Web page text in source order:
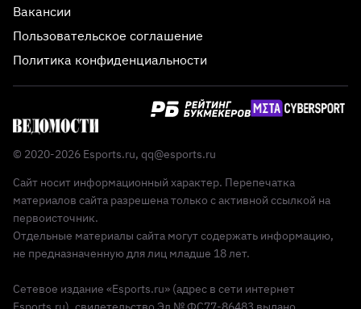
Вакансии
Пользовательское соглашение
Политика конфиденциальности
© 2020-2026 Esports.ru, qq@esports.ru
Сайт носит информационный характер. Перепечатка
материалов сайта разрешена только с активной ссылкой на
первоисточник.
Отдельные материалы сайта могут содержать информацию,
не предназначенную для лиц младше 18 лет.
Сетевое издание «Esports.ru» (адрес в сети интернет